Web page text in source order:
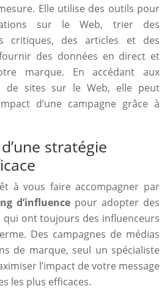
Elle utilise des outils pour
sur le Web, trier des
critiques, des articles et des
des données en direct et
marque. En accédant aux
de sites sur le Web, elle peut
d’une campagne grâce à
stratégie
à vous faire accompagner par
d’influence pour adopter des
qui ont toujours des influenceurs
Des campagnes de médias
de marque, seul un spécialiste
l’impact de votre message
les plus efficaces.